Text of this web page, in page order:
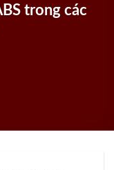
trong các